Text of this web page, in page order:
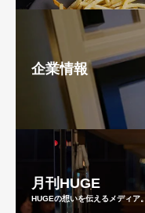
企業情報
月刊 HUGE
HUGEの想いを伝えるメディア。